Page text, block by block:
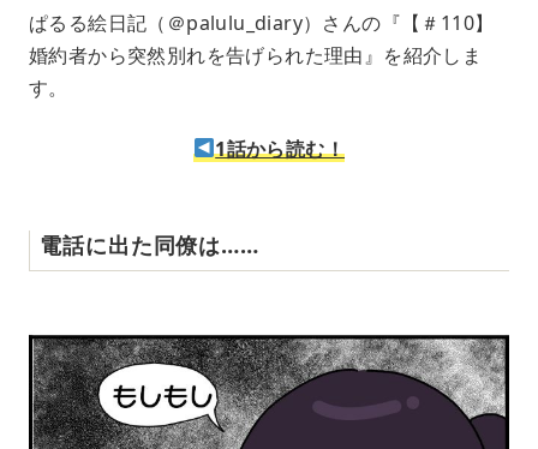
u
t
ぱるる絵日記（＠palulu_diary）さんの『【＃110】
婚約者から突然別れを告げられた理由』を紹介しま
す。
1話から読む！
電話に出た同僚は……